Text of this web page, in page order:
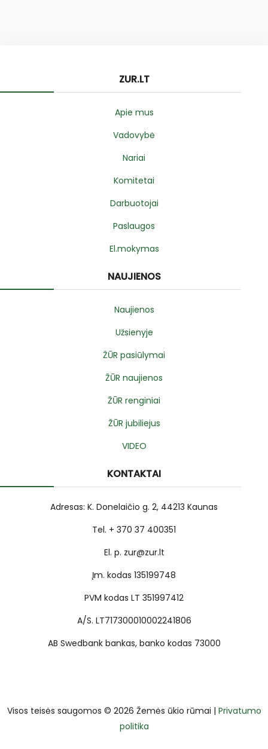
ZUR.LT
Apie mus
Vadovybė
Nariai
Komitetai
Darbuotojai
Paslaugos
El.mokymas
NAUJIENOS
Naujienos
Užsienyje
ŽŪR pasiūlymai
ŽŪR naujienos
ŽŪR renginiai
ŽŪR jubiliejus
VIDEO
KONTAKTAI
Adresas: K. Donelaičio g. 2, 44213 Kaunas
Tel. + 370 37 400351
El. p. zur@zur.lt
Įm. kodas 135199748
PVM kodas LT 351997412
A/S. LT717300010002241806
AB Swedbank bankas, banko kodas 73000
Visos teisės saugomos © 2026 Žemės ūkio rūmai | Privatumo
politika